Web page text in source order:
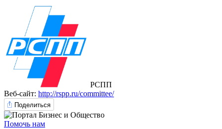
РСПП
Веб-сайт: http://rspp.ru/committee/
Поделиться
Помочь нам